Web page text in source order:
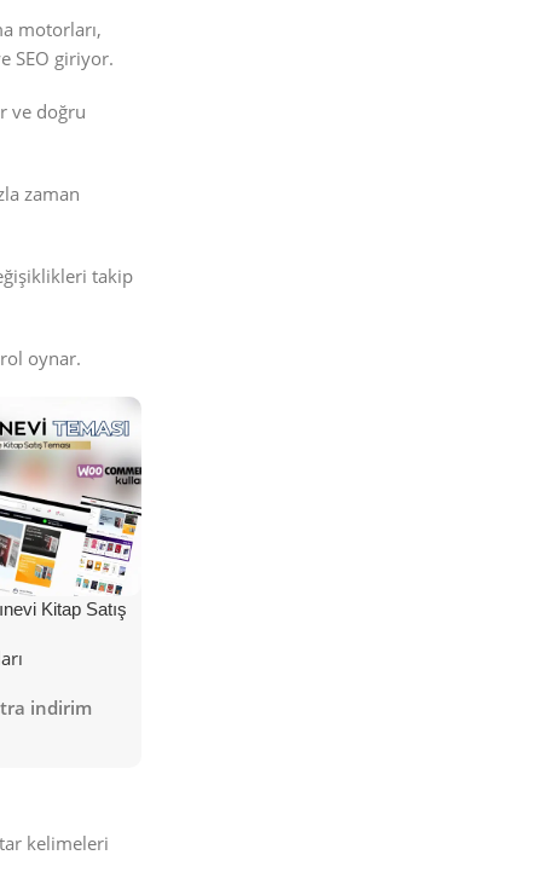
motorları,
SEO giriyor.
ve doğru
zaman
takip
oynar.
Kitap Satış
indirim
kelimeleri